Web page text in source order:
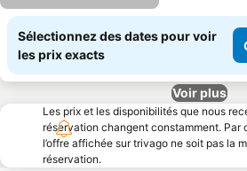
Sélectionnez des dates pour voir
les prix exacts
Voir plus
Les prix et les disponibilités que nous
réservation changent constamment. Par
l’offre affichée sur trivago ne soit pas la
réservation.